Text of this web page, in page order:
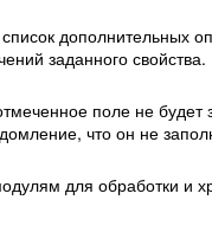
дополнительных
заданного свойства.
поле не
что он не
для обработки и